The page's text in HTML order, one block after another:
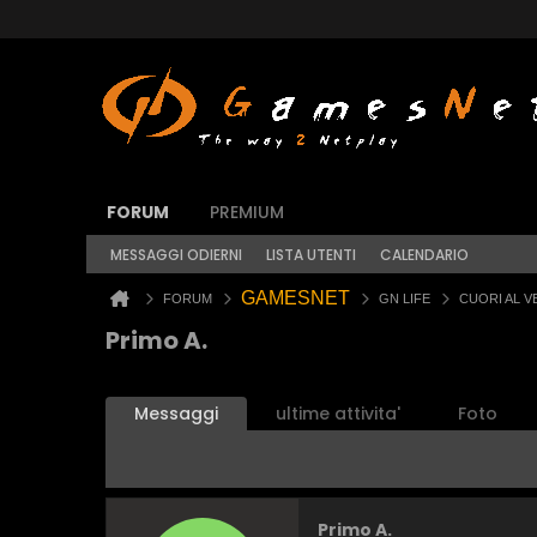
FORUM PREMIUM
MESSAGGI ODIERNI LISTA UTENTI CALENDARIO
FORUM GAMESNET GN LIFE CUORI AL
Primo A.
Messaggi ultime attivita' Foto
Primo A.